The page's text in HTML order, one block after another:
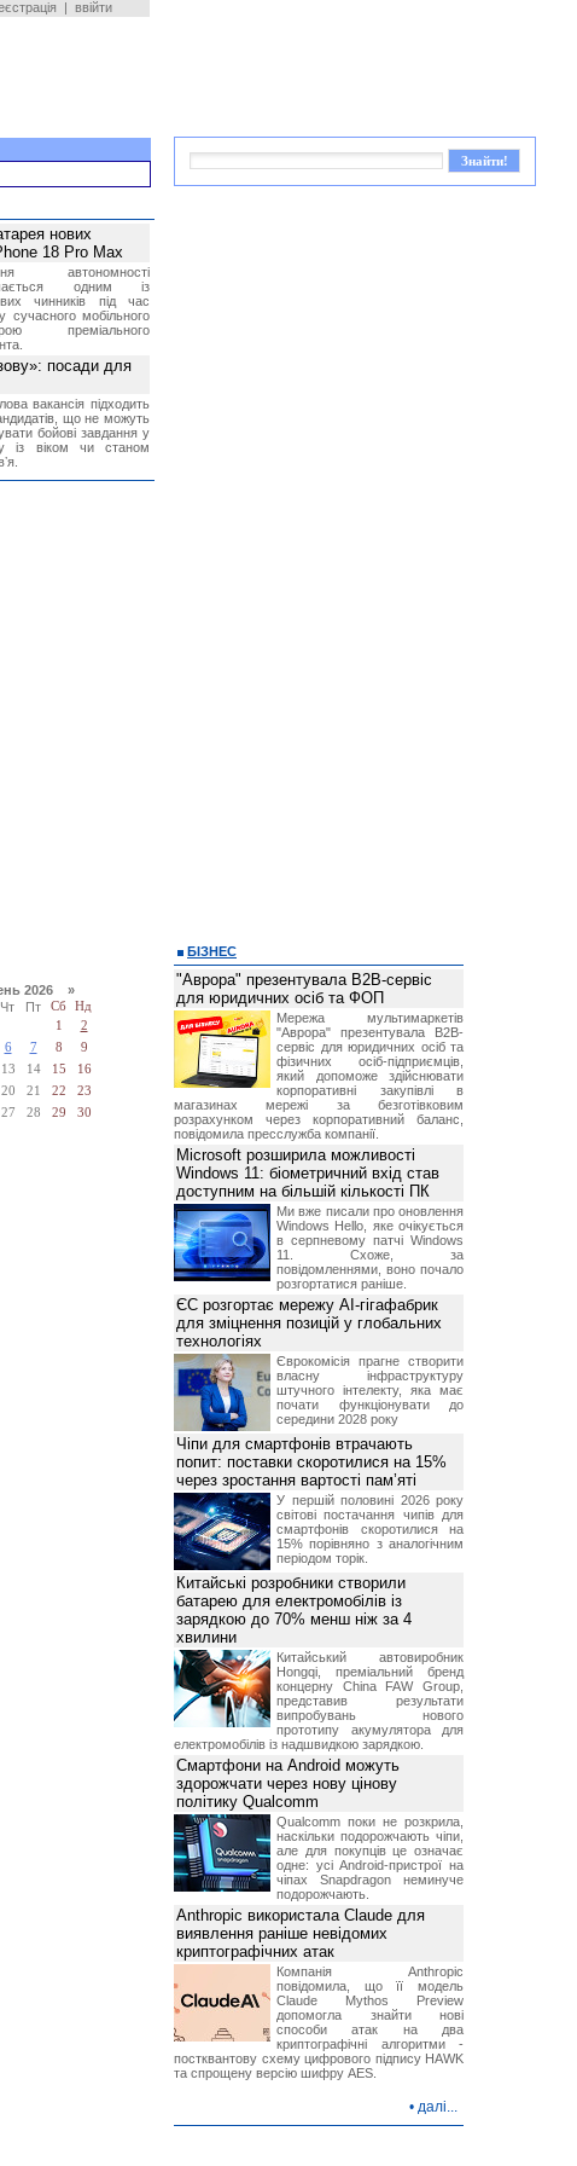
| ввійти
нових
18 Pro Max
автономності
одним із
чинників під час
сучасного мобільного
преміального
посади для
вакансія підходить
що не можуть
бойові завдання у
із віком чи станом
2026 »
Чт Пт Сб
Нд
1
2
6 7 8
9
13 14 15
16
20 21 22
23
27 28 29
30
БІЗНЕС
"Аврора" презентувала B2B-сервіс
для юридичних осіб та ФОП
Мережа мультимаркетів
"Аврора" презентувала B2B-
сервіс для юридичних осіб та
фізичних осіб-підприємців,
який допоможе здійснювати
корпоративні закупівлі в
магазинах мережі за безготівковим
розрахунком через корпоративний баланс,
повідомила пресслужба компанії.
Microsoft розширила можливості
Windows 11: біометричний вхід став
доступним на більшій кількості ПК
Ми вже писали про оновлення
Windows Hello, яке очікується
в серпневому патчі Windows
11. Схоже, за
повідомленнями, воно почало
розгортатися раніше.
ЄС розгортає мережу AI-гігафабрик
для зміцнення позицій у глобальних
технологіях
Єврокомісія прагне створити
власну інфраструктуру
штучного інтелекту, яка має
почати функціонувати до
середини 2028 року
Чіпи для смартфонів втрачають
попит: поставки скоротилися на 15%
через зростання вартості пам’яті
У першій половині 2026 року
світові постачання чипів для
смартфонів скоротилися на
15% порівняно з аналогічним
періодом торік.
Китайські розробники створили
батарею для електромобілів із
зарядкою до 70% менш ніж за 4
хвилини
Китайський автовиробник
Hongqi, преміальний бренд
концерну China FAW Group,
представив результати
випробувань нового
прототипу акумулятора для
електромобілів із надшвидкою зарядкою.
Смартфони на Android можуть
здорожчати через нову цінову
політику Qualcomm
Qualcomm поки не розкрила,
наскільки подорожчають чіпи,
але для покупців це означає
одне: усі Android-пристрої на
чіпах Snapdragon неминуче
подорожчають.
Anthropic використала Claude для
виявлення раніше невідомих
криптографічних атак
Компанія Anthropic
повідомила, що її модель
Claude Mythos Preview
допомогла знайти нові
способи атак на два
криптографічні алгоритми -
постквантову схему цифрового підпису HAWK
та спрощену версію шифру AES.
• далі...